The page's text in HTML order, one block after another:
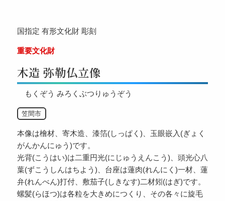
国指定 有形文化財 彫刻
重要文化財
木造 弥勒仏立像
もくぞう みろくぶつりゅうぞう
笠間市
本像は檜材、寄木造、漆箔(しっぱく)、玉眼嵌入(ぎょく
がんかんにゅう)です。
光背(こうはい)は二重円光(にじゅうえんこう)、頭光心八
葉(ずこうしんはちよう)、台座は蓮肉(れんにく)一材、蓮
弁(れんべん)打付、敷茄子(しきなす)二材矧(はぎ)です。
螺髪(らほつ)は各粒を大きめにつくり、その各々に旋毛